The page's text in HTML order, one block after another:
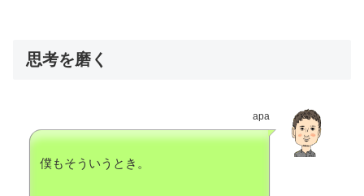
思考を磨く
apa
僕もそういうとき。